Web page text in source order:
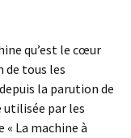
qu’est le cœur
de tous les
la parution de
utilisée par les
La machine à